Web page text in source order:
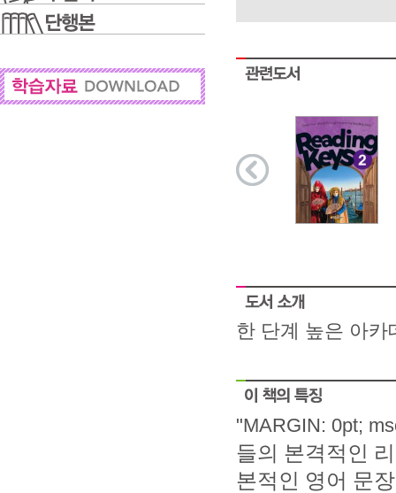
한 단계 높은 아카
"MARGIN: 0pt;
들의 본격적인
본적인 영어 문